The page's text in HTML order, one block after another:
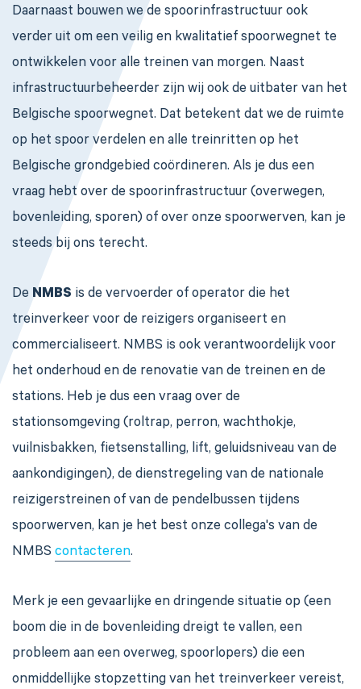
Daarnaast bouwen we de spoorinfrastructuur ook
verder uit om een veilig en kwalitatief spoorwegnet te
ontwikkelen voor alle treinen van morgen. Naast
infrastructuurbeheerder zijn wij ook de uitbater van het
Belgische spoorwegnet. Dat betekent dat we de ruimte
op het spoor verdelen en alle treinritten op het
Belgische grondgebied coördineren. Als je dus een
vraag hebt over de spoorinfrastructuur (overwegen,
bovenleiding, sporen) of over onze spoorwerven, kan je
steeds bij ons terecht.
De NMBS is de vervoerder of operator die het
treinverkeer voor de reizigers organiseert en
commercialiseert. NMBS is ook verantwoordelijk voor
het onderhoud en de renovatie van de treinen en de
stations. Heb je dus een vraag over de
stationsomgeving (roltrap, perron, wachthokje,
vuilnisbakken, fietsenstalling, lift, geluidsniveau van de
aankondigingen), de dienstregeling van de nationale
reizigerstreinen of van de pendelbussen tijdens
spoorwerven, kan je het best onze collega's van de
NMBS contacteren.
Merk je een gevaarlijke en dringende situatie op (een
boom die in de bovenleiding dreigt te vallen, een
probleem aan een overweg, spoorlopers) die een
onmiddellijke stopzetting van het treinverkeer vereist,